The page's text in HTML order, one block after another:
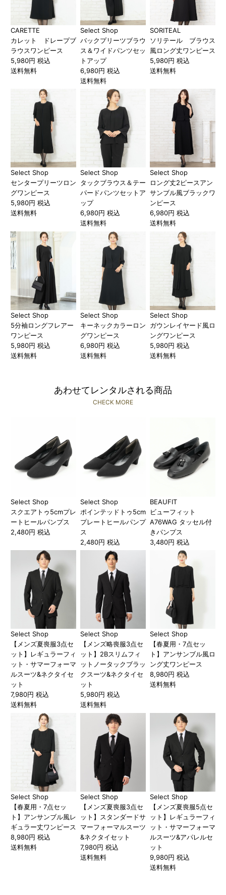
CARETTE
カレット ドレープブ
ラウスワンピース
5,980円 税込
送料無料
Select Shop
バックプリーツブラウ
ス＆ワイドパンツセッ
トアップ
6,980円 税込
送料無料
SORITEAL
ソリテール ブラウス
風ロング丈ワンピース
5,980円 税込
送料無料
Select Shop
センタープリーツロン
グワンピース
5,980円 税込
送料無料
Select Shop
タックブラウス＆テー
パードパンツセットア
ップ
6,980円 税込
送料無料
Select Shop
ロング丈2ピースアン
サンブル風ブラックワ
ンピース
6,980円 税込
送料無料
Select Shop
5分袖ロングフレアー
ワンピース
5,980円 税込
送料無料
Select Shop
キーネックカラーロン
グワンピース
6,980円 税込
送料無料
Select Shop
ガウンレイヤード風ロ
ングワンピース
5,980円 税込
送料無料
あわせてレンタルされる商品
CHECK MORE
Select Shop
スクエアトゥ5cmプレ
ートヒールパンプス
2,480円 税込
Select Shop
ポインテッドトゥ5cm
プレートヒールパンプ
ス
2,480円 税込
BEAUFIT
ビューフィット
A76WAG タッセル付
きパンプス
3,480円 税込
Select Shop
【メンズ夏喪服3点セ
ット】レギュラーフィ
ット・サマーフォーマ
ルスーツ&ネクタイセ
ット
7,980円 税込
送料無料
Select Shop
【メンズ略喪服3点セ
ット】2Bスリムフィ
ットノータックブラッ
クスーツ&ネクタイセ
ット
5,980円 税込
送料無料
Select Shop
【春夏用・7点セッ
ト】アンサンブル風ロ
ング丈ワンピース
8,980円 税込
送料無料
Select Shop
【春夏用・7点セッ
ト】アンサンブル風レ
ギュラー丈ワンピース
8,980円 税込
送料無料
Select Shop
【メンズ夏喪服3点セ
ット】スタンダードサ
マーフォーマルスーツ
&ネクタイセット
7,980円 税込
送料無料
Select Shop
【メンズ夏喪服5点セ
ット】レギュラーフィ
ット・サマーフォーマ
ルスーツ&アパレルセ
ット
9,980円 税込
送料無料